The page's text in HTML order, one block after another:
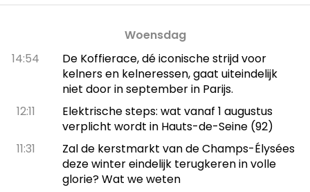
Woensdag
14:54
De Koffierace, dé iconische strijd voor
kelners en kelneressen, gaat uiteindelijk
niet door in september in Parijs.
12:11
Elektrische steps: wat vanaf 1 augustus
verplicht wordt in Hauts-de-Seine (92)
11:31
Zal de kerstmarkt van de Champs-Élysées
deze winter eindelijk terugkeren in volle
glorie? Wat we weten